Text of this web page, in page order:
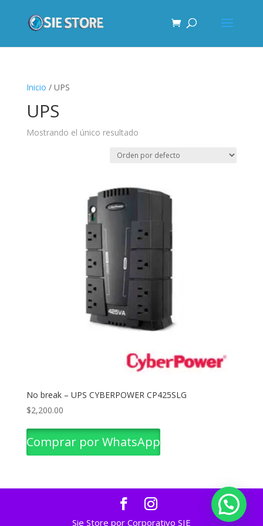
Inicio / UPS
UPS
Mostrando el único resultado
No break – UPS CYBERPOWER CP425SLG
$2,200.00
Comprar por WhatsApp
Sie Store por Corporativo SIE